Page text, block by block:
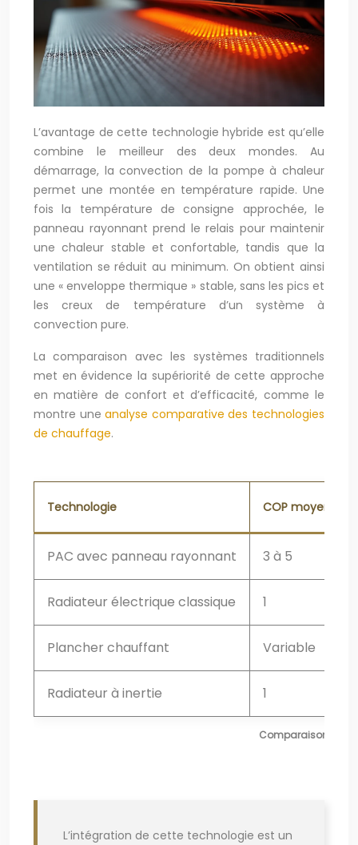
L’avantage de cette technologie hybride est qu’elle
combine le meilleur des deux mondes. Au
démarrage, la convection de la pompe à chaleur
permet une montée en température rapide. Une
fois la température de consigne approchée, le
panneau rayonnant prend le relais pour maintenir
une chaleur stable et confortable, tandis que la
ventilation se réduit au minimum. On obtient ainsi
une « enveloppe thermique » stable, sans les pics et
les creux de température d’un système à
convection pure.
La comparaison avec les systèmes traditionnels
met en évidence la supériorité de cette approche
en matière de confort et d’efficacité, comme le
montre uneanalyse comparative des technologies
de chauffage.
Comparaison des
Technologie COP moyen
PAC avec panneau rayonnant 3 à 5
Radiateur électrique classique 1
Plancher chauffant Variable
Radiateur à inertie 1
L’intégration de cette technologie est un